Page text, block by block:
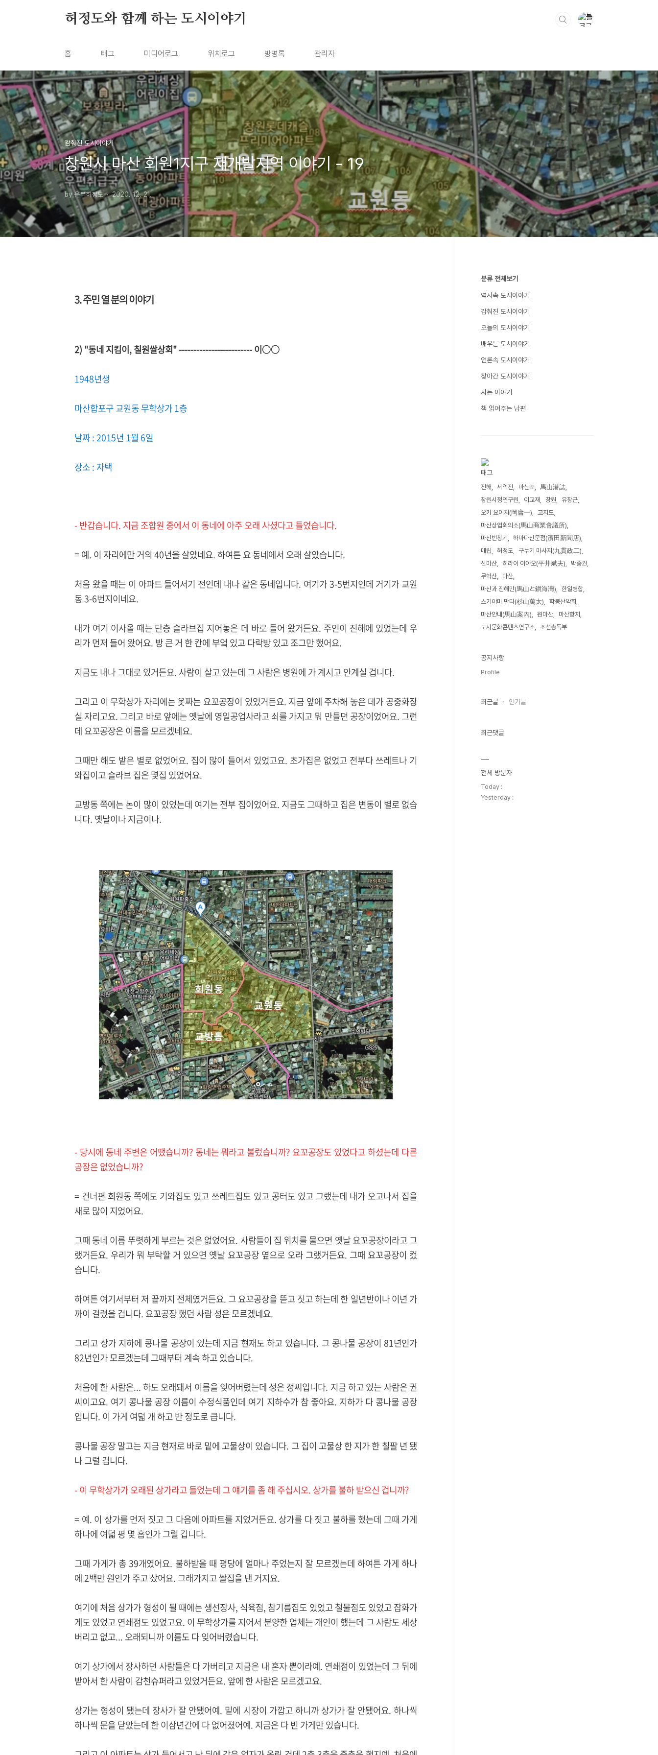
허정도와 함께 하는 도시이야기
홈 태그 미디어로그 위치로그 방명록 관리자
감춰진 도시이야기
창원시 마산 회원1지구 재개발지역 이야기 - 19
by 운무허정도 2020. 12. 21.
3. 주민 열 분의 이야기
2) "동네 지킴이,칠원쌀상회" ------------------------- 이○○
1948년생
마산합포구 교원동 무학상가 1층
날짜 : 2015년 1월 6일
장소 : 자택
- 반갑습니다. 지금 조합원 중에서 이 동네에 아주 오래 사셨다고 들었습니다.
= 예. 이 자리에만 거의 40년을 살았네요. 하여튼 요 동네에서 오래 살았습니다.
처음 왔을 때는 이 아파트 들어서기 전인데 내나 같은 동네입니다. 여기가 3-5번지인데 거기가 교원
동 3-6번지이네요.
내가 여기 이사올 때는 단층 슬라브집 지어놓은 데 바로 들어 왔거든요. 주인이 진해에 있었는데 우
리가 먼저 들어 왔어요. 방 큰 거 한 칸에 부엌 있고 다락방 있고 조그만 했어요.
지금도 내나 그대로 있거든요. 사람이 살고 있는데 그 사람은 병원에 가 계시고 안계실 겁니다.
그리고 이 무학상가 자리에는 옷짜는 요꼬공장이 있었거든요. 지금 앞에 주차해 놓은 데가 공중화장
실 자리고요. 그리고 바로 앞에는 옛날에 영일공업사라고 쇠를 가지고 뭐 만들던 공장이었어요. 그런
데 요꼬공장은 이름을 모르겠네요.
그때만 해도 밭은 별로 없었어요. 집이 많이 들어서 있었고요. 초가집은 없었고 전부다 쓰레트나 기
와집이고 슬라브 집은 몇집 있었어요.
교방동 쪽에는 논이 많이 있었는데 여기는 전부 집이었어요. 지금도 그때하고 집은 변동이 별로 없습
니다. 옛날이나 지금이나.
- 당시에 동네 주변은 어땠습니까? 동네는 뭐라고 불렀습니까? 요꼬공장도 있었다고 하셨는데 다른
공장은 없었습니까?
= 건너편 회원동 쪽에도 기와집도 있고 쓰레트집도 있고 공터도 있고 그랬는데 내가 오고나서 집을
새로 많이 지었어요.
그때 동네 이름 뚜렷하게 부르는 것은 없었어요. 사람들이 집 위치를 물으면 옛날 요꼬공장이라고 그
랬거든요. 우리가 뭐 부탁할 거 있으면 옛날 요꼬공장 옆으로 오라 그랬거든요. 그때 요꼬공장이 컸
습니다.
하여튼 여기서부터 저 끝까지 전체였거든요. 그 요꼬공장을 뜯고 짓고 하는데 한 일년반이나 이년 가
까이 걸렸을 겁니다. 요꼬공장 했던 사람 성은 모르겠네요.
그리고 상가 지하에 콩나물 공장이 있는데 지금 현재도 하고 있습니다. 그 콩나물 공장이 81년인가
82년인가 모르겠는데 그때부터 계속 하고 있습니다.
처음에 한 사람은... 하도 오래돼서 이름을 잊어버렸는데 성은 정씨입니다. 지금 하고 있는 사람은 권
씨이고요. 여기 콩나물 공장 이름이 수정식품인데 여기 지하수가 참 좋아요. 지하가 다 콩나물 공장
입니다. 이 가게 여덟 개 하고 반 정도로 큽니다.
콩나물 공장 말고는 지금 현재로 바로 밑에 고물상이 있습니다. 그 집이 고물상 한 지가 한 칠팔 년 됐
나 그럴 겁니다.
- 이 무학상가가 오래된 상가라고 들었는데 그 얘기를 좀 해 주십시오. 상가를 불하 받으신 겁니까?
= 예. 이 상가를 먼저 짓고 그 다음에 아파트를 지었거든요. 상가를 다 짓고 불하를 했는데 그때 가게
하나에 여덟 평 몇 홉인가 그럴 깁니다.
그때 가게가 총 39개였어요. 불하받을 때 평당에 얼마나 주었는지 잘 모르겠는데 하여튼 가게 하나
에 2백만 원인가 주고 샀어요. 그래가지고 쌀집을 낸 거지요.
여기에 처음 상가가 형성이 될 때에는 생선장사, 식육점, 참기름집도 있었고 철물점도 있었고 잡화가
게도 있었고 연쇄점도 있었고요. 이 무학상가를 지어서 분양한 업체는 개인이 했는데 그 사람도 세상
버리고 없고... 오래되니까 이름도 다 잊어버렸습니다.
여기 상가에서 장사하던 사람들은 다 가버리고 지금은 내 혼자 뿐이라예. 연쇄점이 있었는데 그 뒤에
받아서 한 사람이 감천슈퍼라고 있었거든요. 앞에 한 사람은 모르겠고요.
상가는 형성이 됐는데 장사가 잘 안됐어예. 밑에 시장이 가깝고 하니까 상가가 잘 안됐어요. 하나씩
하나씩 문을 닫았는데 한 이삼년간에 다 없어졌어예. 지금은 다 빈 가게만 있습니다.
분류 전체보기
역사속 도시이야기
감춰진 도시이야기
오늘의 도시이야기
배우는 도시이야기
언론속 도시이야기
찾아간 도시이야기
사는 이야기
책 읽어주는 남편
태그
진해 서익진 마산포
馬山港誌
창원시정연구원
이교재 창원
유장근
오카 요이치(岡庸一)
고지도
마산상업회의소(馬山商業會議所)
마산번창기
하마다신문점(濱田新聞店)
매립
허정도
구누기 마사지(九貫政二)
신마산
히라이 아야오(平井斌夫)
박종권
무학산
마산
마산과 진해만(馬山と鎭海灣)
한일병합
스기야마 만타(杉山萬太)
학봉산악회
마산안내(馬山案內)
원마산
마산항지
도시문화콘텐츠연구소
조선총독부
공지사항
Profile
최근글 인기글
최근댓글
전체 방문자
Today :
Yesterday :